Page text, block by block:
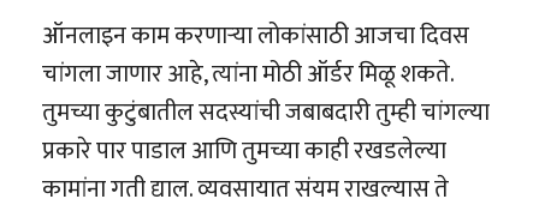
ऑनलाइन काम करणाऱ्या लोकांसाठी आजचा दिवस
चांगला जाणार आहे, त्यांना मोठी ऑर्डर मिळू शकते.
तुमच्या कुटुंबातील सदस्यांची जबाबदारी तुम्ही चांगल्या
प्रकारे पार पाडाल आणि तुमच्या काही रखडलेल्या
कामांना गती द्याल. व्यवसायात संयम राखल्यास ते